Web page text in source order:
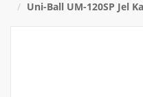
Uni-Ball UM-120SP Jel